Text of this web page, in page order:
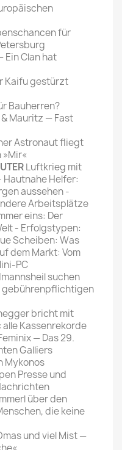
für
Ein Clan hat
Kaifu gestürzt
Bauherren?
Mauritz — Fast
Astronaut fliegt
Luftkrieg mit
Helfer:
aussehen -
Arbeitsplätze
eins: Der
- Erfolgstypen:
Scheiben: Was
dem Markt: Vom
PC
suchen
gebührenpflichtigen
bricht mit
alle Kassenrekorde
— Das 29.
Galliers
Mykonos
Presse und
über den
die keine
und viel Mist —